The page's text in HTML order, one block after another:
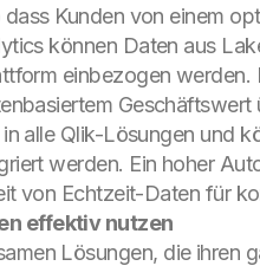
Kunden von einem
können Daten aus
einbezogen werden.
alle Qlik-Lösungen und
werden. Ein hoher
von Echtzeit-Daten für
effektiv nutzen
Lösungen, die